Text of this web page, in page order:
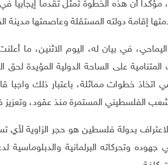
أن هذه الخطوة تمثل تقدما إيجابيا
إقامة دولته المستقلة وعاصمتها مدينة
في بيان له، اليوم الاثنين، ما
المتنامية على الساحة الدولية المؤيدة
اتخاذ خطوات مماثلة، باعتبار ذلك واجبا
الفلسطيني المستمرة منذ عقود،
بدولة فلسطين هو حجر الزاوية لأي
جهوده وتحركاته البرلمانية